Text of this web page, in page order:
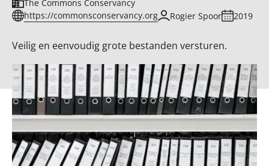
The Commons Conservancy
https://commonsconservancy.org
Rogier Spoor 2019
Veilig en eenvoudig grote bestanden versturen.